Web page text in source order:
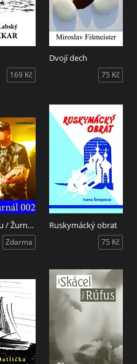
169 Kč
Dvojí dech
75 Kč
iKoncert.eu / Žurnál 002
Zdarma
Ruskymácký obrat
75 Kč